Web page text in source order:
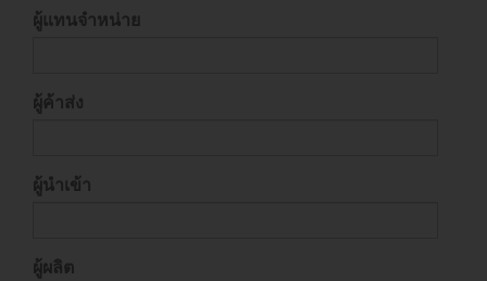
ผู้แทนจำหน่าย
ผู้ค้าส่ง
ผู้นำเข้า
ผู้ผลิต